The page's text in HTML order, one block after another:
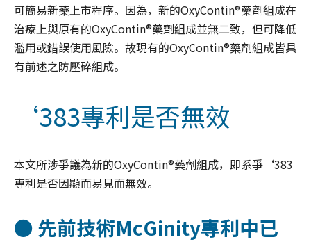
可簡易新藥上市程序。因為，新的OxyContin®藥劑組成在
治療上與原有的OxyContin®藥劑組成並無二致，但可降低
濫用或錯誤使用風險。故現有的OxyContin®藥劑組成皆具
有前述之防壓碎組成。
‘383專利是否無效
本文所涉爭議為新的OxyContin®藥劑組成，即系爭‘383
專利是否因顯而易見而無效。
● 先前技術McGinity專利中已